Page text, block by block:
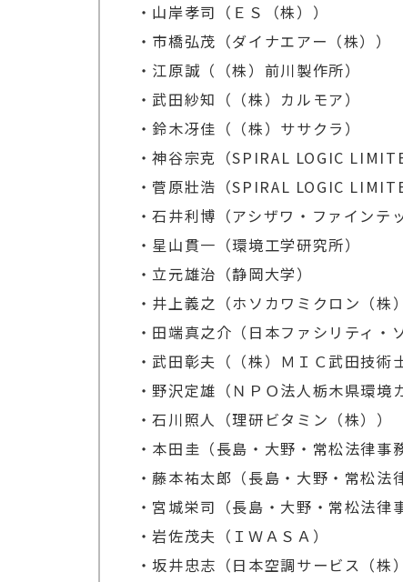
・山岸孝司（ＥＳ（株））
・市橋弘茂（ダイナエアー（株））
・江原誠（（株）前川製作所）
・武田紗知（（株）カルモア）
・鈴木冴佳（（株）ササクラ）
・神谷宗克（SPIRAL LOGIC
・菅原壯浩（SPIRAL LOGIC
・石井利博（アシザワ・ファインテ
・星山貫一（環境工学研究所）
・立元雄治（静岡大学）
・井上義之（ホソカワミクロン（株）
・田端真之介（日本ファシリティ・
・武田彰夫（（株）ＭＩＣ武田技術
・野沢定雄（ＮＰＯ法人栃木県環境
・石川照人（理研ビタミン（株））
・本田圭（長島・大野・常松法律事
・藤本祐太郎（長島・大野・常松法
・宮城栄司（長島・大野・常松法律
・岩佐茂夫（ＩＷＡＳＡ）
・坂井忠志（日本空調サービス（株）